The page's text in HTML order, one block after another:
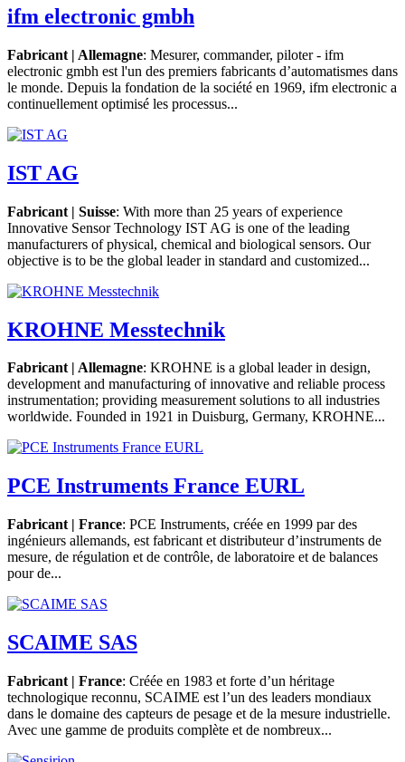
ifm electronic gmbh
Fabricant | Allemagne: Mesurer, commander, piloter - ifm
electronic gmbh est l'un des premiers fabricants d’automatismes dans
le monde. Depuis la fondation de la société en 1969, ifm electronic a
continuellement optimisé les processus...
IST AG
Fabricant | Suisse: With more than 25 years of experience
Innovative Sensor Technology IST AG is one of the leading
manufacturers of physical, chemical and biological sensors. Our
objective is to be the global leader in standard and customized...
KROHNE Messtechnik
Fabricant | Allemagne: KROHNE is a global leader in design,
development and manufacturing of innovative and reliable process
instrumentation; providing measurement solutions to all industries
worldwide. Founded in 1921 in Duisburg, Germany, KROHNE...
PCE Instruments France EURL
Fabricant | France: PCE Instruments, créée en 1999 par des
ingénieurs allemands, est fabricant et distributeur d’instruments de
mesure, de régulation et de contrôle, de laboratoire et de balances
pour de...
SCAIME SAS
Fabricant | France: Créée en 1983 et forte d’un héritage
technologique reconnu, SCAIME est l’un des leaders mondiaux
dans le domaine des capteurs de pesage et de la mesure industrielle.
Avec une gamme de produits complète et de nombreux...